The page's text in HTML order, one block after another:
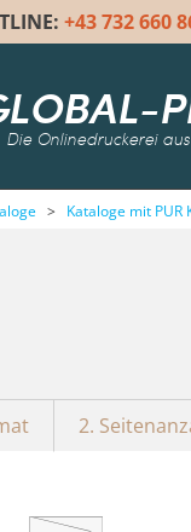
+43 732 660
Die Onlinedruckerei
> Kataloge mit PUR
2.